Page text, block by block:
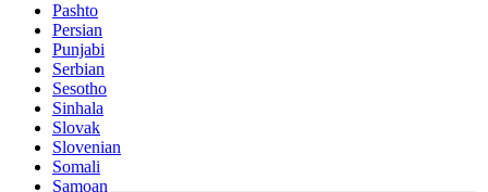
Pashto
Persian
Punjabi
Serbian
Sesotho
Sinhala
Slovak
Slovenian
Somali
Samoan